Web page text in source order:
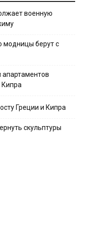
военную
модницы берут с
апартаментов
Кипра
Греции и Кипра
скульптуры